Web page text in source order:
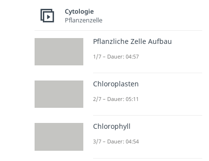
Cytologie
Pflanzenzelle
Pflanzliche Zelle Aufbau
1/7 – Dauer: 04:57
Chloroplasten
2/7 – Dauer: 05:11
Chlorophyll
3/7 – Dauer: 04:54